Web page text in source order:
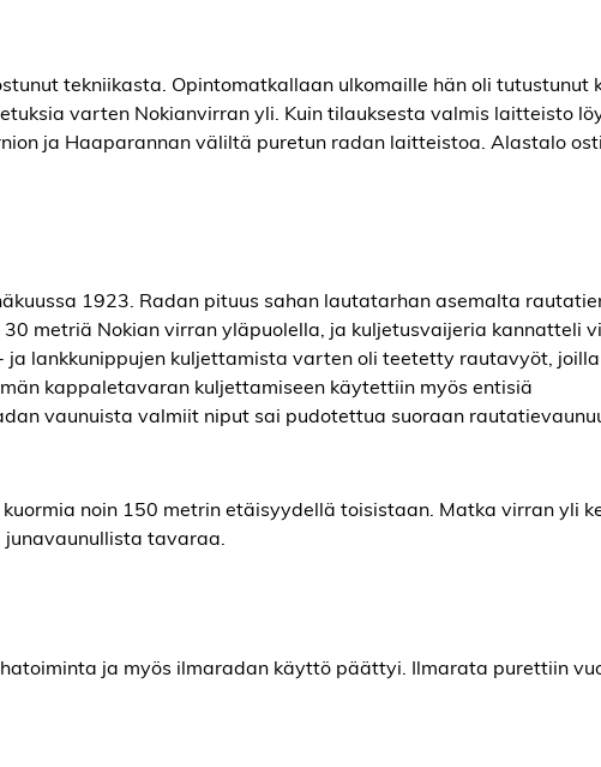
tekniikasta. Opintomatkallaan ulkomaille hän oli tutustunut
varten Nokianvirran yli. Kuin tilauksesta valmis laitteisto
ja Haaparannan väliltä puretun radan laitteistoa. Alastalo
1923. Radan pituus sahan lautatarhan asemalta
metriä Nokian virran yläpuolella, ja kuljetusvaijeria kannatteli
lankkunippujen kuljettamista varten oli teetetty rautavyöt,
kappaletavaran kuljettamiseen käytettiin myös entisiä
vaunuista valmiit niput sai pudotettua suoraan
noin 150 metrin etäisyydellä toisistaan. Matka virran yli
tavaraa.
ja myös ilmaradan käyttö päättyi. Ilmarata purettiin